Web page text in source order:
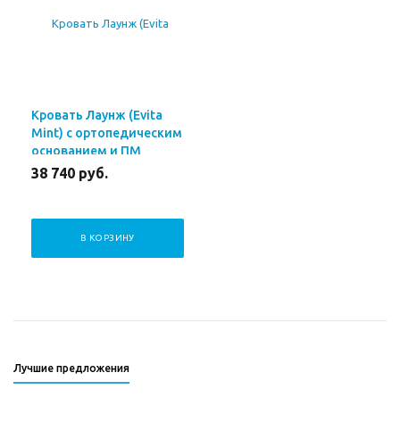
Кровать Лаунж (Evita
Mint) с ортопедическим
основанием и ПМ
140x200 см
38 740 руб.
В КОРЗИНУ
Лучшие предложения